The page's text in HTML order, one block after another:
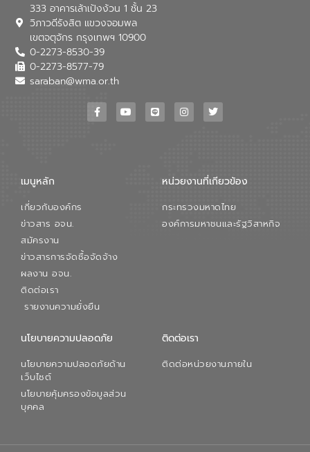
ใช้น้ำที่พุ่งสูงขึ้นจากการขยายตัวของ
การองค์การจัดการน้ำเสีย กล่าวถึงภารกิจ
เพื่อสนับสนุนการพัฒนาเมืองอย่างยั่งยืน
ขณะที่ นายบดินทร์ อุดล กรรมการผู้อำนวย
สมดุลทางเศรษฐกิจและสิ่งแวดล้อมได้อย่าง
ภาคเอกชนในครั้งนี้ นับเป็นก้าวสำคัญของ
องค์การจัดการน้ำเสีย (อจน.) ในการร่วมวาง
333 อาคารเล้าเป้งง้วน 1 ชั้น 23
วิภาวดีรังสิต แขวงจอมพล
เขตจตุจักร กรุงเทพฯ 10900
0-2273-8530-39
0-2273-8577-79
saraban@wma.or.th
เมนูหลัก
เกี่ยวกับองค์กร
ข่าวสาร อจน.
สมัครงาน
ข่าวสารการจัดซื้อจัดจ้าง
ผลงาน อจน.
ติดต่อเรา
รายงานความยั่งยืน
หน่วยงานที่เกียวข้อง
กระทรวงมหาดไทย
องค์การมหาชนและรัฐวิสาหกิจ
นโยบายความปลอดภัย
นโยบายความปลอดภัยด้าน
เว็บไซต์
นโยบายคุ้มครองข้อมูลส่วน
บุคคล
ติดต่อเรา
ติดต่อหน่วยงานภายใน